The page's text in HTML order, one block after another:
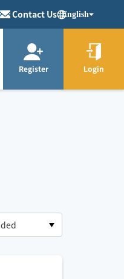
Contact Us English
Register Login